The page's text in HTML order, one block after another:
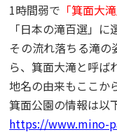
1時間弱で 「箕面大滝
「日本の滝百選」
その流れ落ちる滝
ら、箕面大滝と呼ば
地名の由来もここか
箕面公園の情報は以
https://www.mino-